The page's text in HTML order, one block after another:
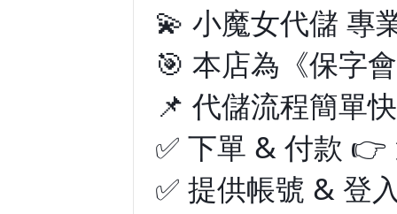
💫 小魔女代儲 專
🎯 本店為《保字
📌 代儲流程簡單
✅ 下單 & 付款
✅ 提供帳號 & 登